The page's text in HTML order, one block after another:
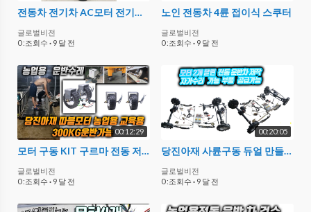
전동차 전기차 AC모터 전기차 만들기 실습 60V72V92V 10000W 20000W 16KW * 32KW 제작 만들기 부품 부속 자동차과 카트 전동차 제작 만들기
글로벌비전
0 :조회수 · 9 달 전
노인 전동차 4륜 접이식 스쿠터
글로벌비전
0 :조회수 · 9 달 전
00:12:29
모터 구동 KIT 구르마 전동 저속고토크허브모터 당진아재 구르마 운반차 로봇바퀴 공장 학교 축사 비닐하우스 농업용 구르마 이동기구 만들기 20센티바퀴
글로벌비전
0 :조회수 · 9 달 전
00:20:05
당진아재 사륜구동 듀얼 만들기 모터2개달림 전동차만들기 수레 구르마 제작부품 부속
글로벌비전
0 :조회수 · 9 달 전